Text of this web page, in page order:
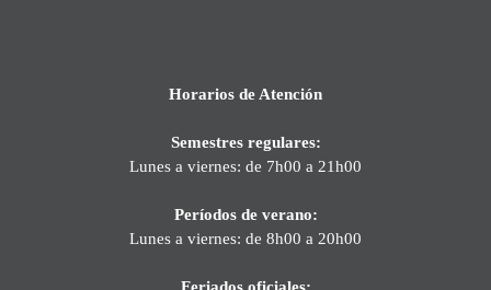
Horarios de Atención
Semestres regulares:
Lunes a viernes: de 7h00 a 21h00
Períodos de verano:
Lunes a viernes: de 8h00 a 20h00
Feriados oficiales: